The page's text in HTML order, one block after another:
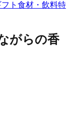
ト 食材・飲料特
がらの香